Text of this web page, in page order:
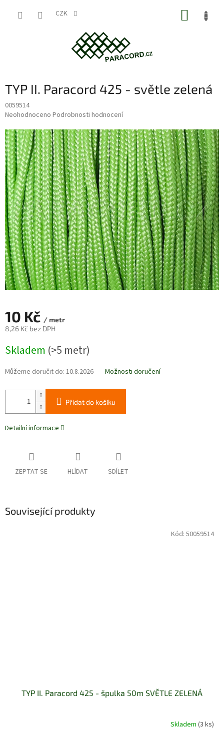
CZK
TYP II. Paracord 425 - světle zelená
0059514
Průměrné
produktu
je
0,0
z
5
hvězdiček.
Neohodnoceno Podrobnosti hodnocení
10 Kč / metr
8,26 Kč bez DPH
cena:
Skladem (>5 metr)
Můžeme doručit do: 10.8.2026 Možnosti doručení
Přidat do košíku
Detailní informace
ZEPTAT SE HLÍDAT SDÍLET
Související produkty
TYP II. Paracord 425 - špulka 50m SVĚTLE ZELENÁ
Skladem (3 ks)
Kód: 50059514